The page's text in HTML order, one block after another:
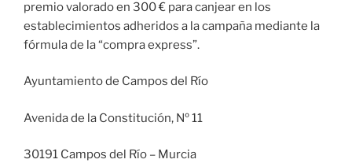
premio valorado en 300 € para canjear en los
establecimientos adheridos a la campaña mediante la
fórmula de la “compra express”.
Ayuntamiento de Campos del Río
Avenida de la Constitución, Nº 11
30191 Campos del Río – Murcia